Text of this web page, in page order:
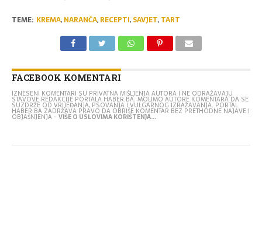
TEME: KREMA, NARANČA, RECEPTI, SAVJET, TART
FACEBOOK KOMENTARI
IZNESENI KOMENTARI SU PRIVATNA MIŠLJENJA AUTORA I NE ODRAŽAVAJU
STAVOVE REDAKCIJE PORTALA HABER.BA. MOLIMO AUTORE KOMENTARA DA SE
SUZDRŽE OD VRIJEĐANJA, PSOVANJA I VULGARNOG IZRAŽAVANJA. PORTAL
HABER.BA ZADRŽAVA PRAVO DA OBRIŠE KOMENTAR BEZ PRETHODNE NAJAVE I
OBJAŠNJENJA -VIŠE O USLOVIMA KORIŠTENJA...